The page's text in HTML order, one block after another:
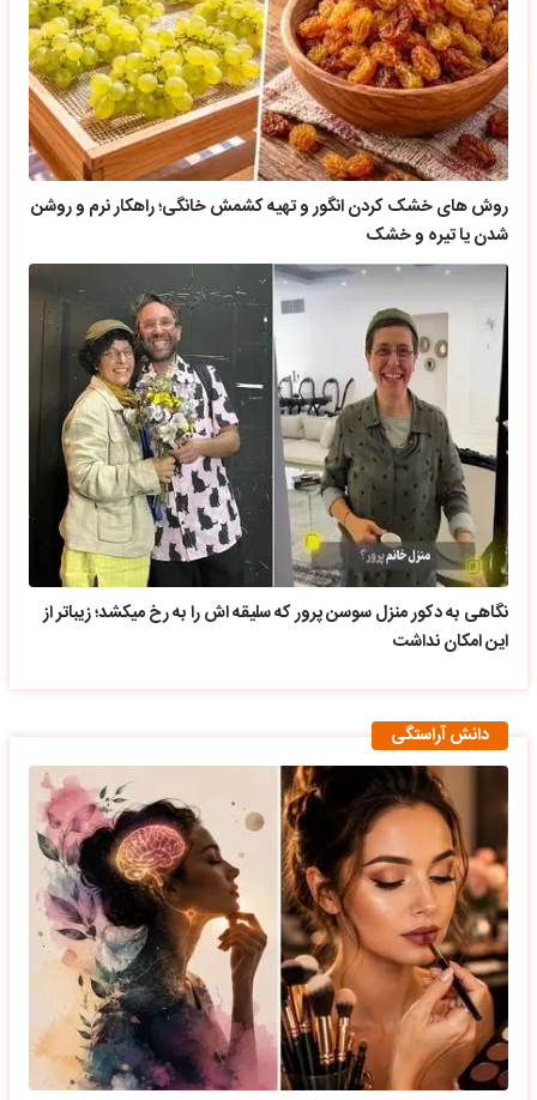
روش های خشک کردن انگور و تهیه کشمش خانگی؛ راهکار نرم و روشن
شدن یا تیره و خشک
نگاهی به دکور منزل سوسن پرور که سلیقه اش را به رخ میکشد؛ زیباتر از
این امکان نداشت
دانش آراستگی